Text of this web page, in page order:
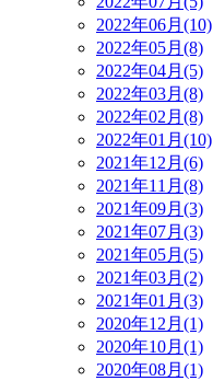
2022年06月(10)
2022年05月(8)
2022年04月(5)
2022年03月(8)
2022年02月(8)
2022年01月(10)
2021年12月(6)
2021年11月(8)
2021年09月(3)
2021年07月(3)
2021年05月(5)
2021年03月(2)
2021年01月(3)
2020年12月(1)
2020年10月(1)
2020年08月(1)